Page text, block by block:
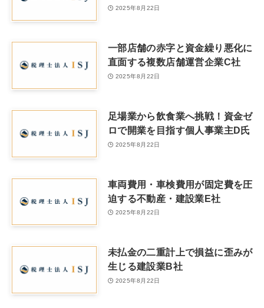
2025年8月22日
一部店舗の赤字と資金繰り悪化に
直面する複数店舗運営企業C社
2025年8月22日
足場業から飲食業へ挑戦！資金ゼ
ロで開業を目指す個人事業主D氏
2025年8月22日
車両費用・車検費用が固定費を圧
迫する不動産・建設業E社
2025年8月22日
未払金の二重計上で損益に歪みが
生じる建設業B社
2025年8月22日